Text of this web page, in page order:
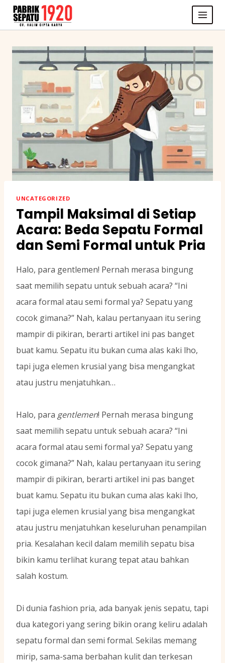
Skip
UNCATEGORIZED
Tampil Maksimal di Setiap
Acara: Beda Sepatu Formal
dan Semi Formal untuk Pria
Halo, para gentlemen! Pernah merasa bingung
saat memilih sepatu untuk sebuah acara? “Ini
acara formal atau semi formal ya? Sepatu yang
cocok gimana?” Nah, kalau pertanyaan itu sering
mampir di pikiran, berarti artikel ini pas banget
buat kamu. Sepatu itu bukan cuma alas kaki lho,
tapi juga elemen krusial yang bisa mengangkat
atau justru menjatuhkan…
Halo, para gentlemen! Pernah merasa bingung
saat memilih sepatu untuk sebuah acara? “Ini
acara formal atau semi formal ya? Sepatu yang
cocok gimana?” Nah, kalau pertanyaan itu sering
mampir di pikiran, berarti artikel ini pas banget
buat kamu. Sepatu itu bukan cuma alas kaki lho,
tapi juga elemen krusial yang bisa mengangkat
atau justru menjatuhkan keseluruhan penampilan
pria. Kesalahan kecil dalam memilih sepatu bisa
bikin kamu terlihat kurang tepat atau bahkan
salah kostum.
Di dunia fashion pria, ada banyak jenis sepatu, tapi
dua kategori yang sering bikin orang keliru adalah
sepatu formal dan semi formal. Sekilas memang
mirip, sama-sama berbahan kulit dan terkesan